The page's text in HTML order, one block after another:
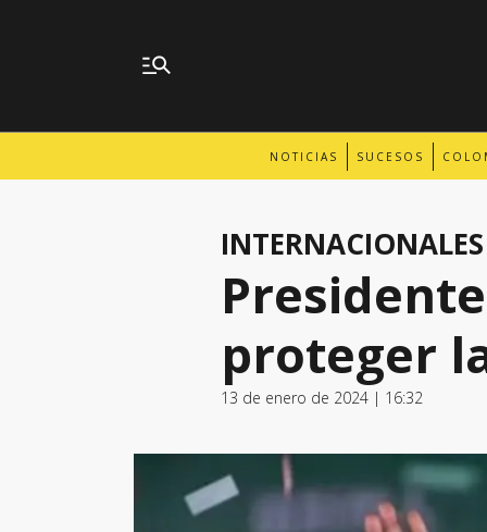
NOTICIAS SUCESOS
INTERNACIONALES
proteger
13 de enero de 2024 | 16:32